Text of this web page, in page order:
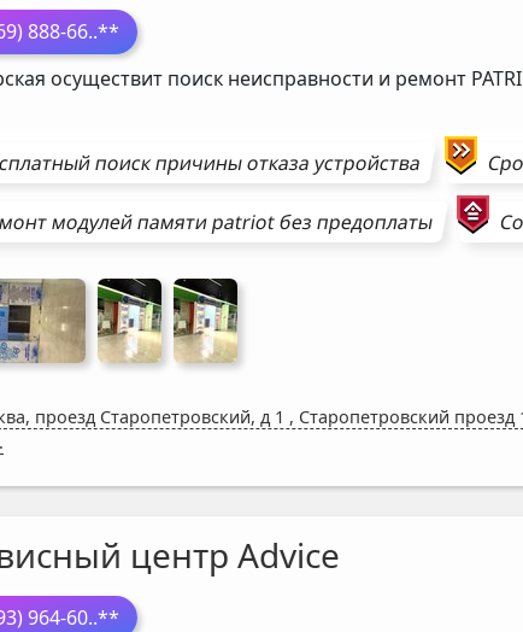
888-66..**
осуществит поиск неисправности и ремонт
поиск причины отказа устройства
модулей памятиpatriotбез предоплаты
проезд Старопетровский, д 1 , Старопетровский
центр Advice
964-60..**